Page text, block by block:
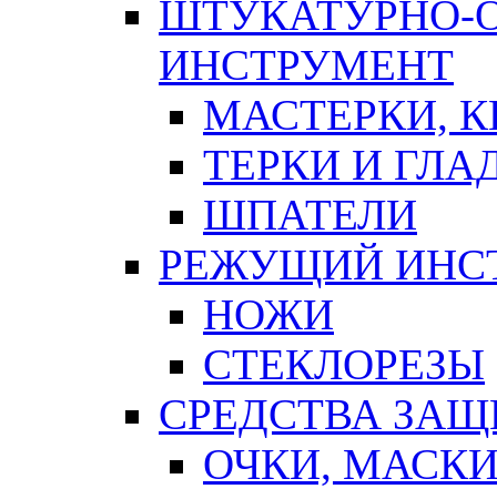
ШТУКАТУРНО-
ИНСТРУМЕНТ
МАСТЕРКИ,
ТЕРКИ И
ШПАТЕЛИ
РЕЖУЩИЙ
НОЖИ
СТЕКЛОРЕЗЫ
СРЕДСТВА
ОЧКИ,